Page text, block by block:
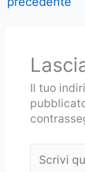
Il tuo
qui..